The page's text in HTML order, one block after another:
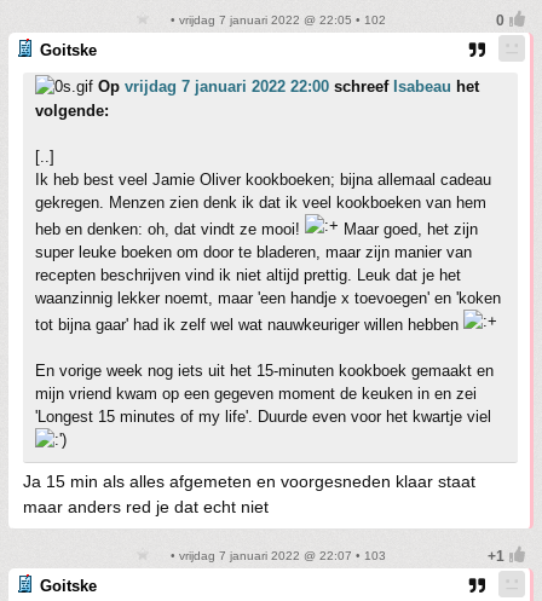
• vrijdag 7 januari 2022 @ 22:05 • 102
Goitske
Op vrijdag 7 januari 2022 22:00 schreef Isabeau het
volgende:
[..]
Ik heb best veel Jamie Oliver kookboeken; bijna allemaal cadeau
gekregen. Menzen zien denk ik dat ik veel kookboeken van hem
heb en denken: oh, dat vindt ze mooi!
Maar goed, het zijn
super leuke boeken om door te bladeren, maar zijn manier van
recepten beschrijven vind ik niet altijd prettig. Leuk dat je het
waanzinnig lekker noemt, maar 'een handje x toevoegen' en 'koken
tot bijna gaar' had ik zelf wel wat nauwkeuriger willen hebben
En vorige week nog iets uit het 15-minuten kookboek gemaakt en
mijn vriend kwam op een gegeven moment de keuken in en zei
'Longest 15 minutes of my life'. Duurde even voor het kwartje viel
Ja 15 min als alles afgemeten en voorgesneden klaar staat
maar anders red je dat echt niet
• vrijdag 7 januari 2022 @ 22:07 • 103
Goitske